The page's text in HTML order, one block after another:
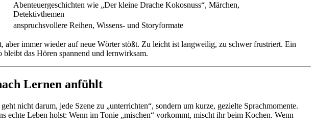
Abenteuergeschichten wie „Der kleine Drache Kokosnuss“, Märchen,
Detektivthemen
anspruchsvollere Reihen, Wissens- und Storyformate
immer wieder auf neue Wörter stößt. Zu leicht ist langweilig, zu schwer frustriert. Ein
das Hören spannend und lernwirksam.
Lernen anfühlt
nicht darum, jede Szene zu „unterrichten“, sondern um kurze, gezielte Sprachmomente.
echte Leben holst: Wenn im Tonie „mischen“ vorkommt, mischt ihr beim Kochen. Wenn